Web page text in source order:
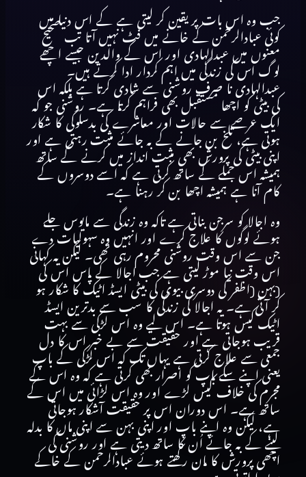
جب وہ اس بات پر یقین کر لیتی ہے کے اس دنیا میں
کوئی عبادالرحمن کے خانے میں فٹ نہیں آتا تب
صحیح
معنوں میں عبدالہادی اور اس کے والدین جیسے اچھے
لوگ اس کی زندگی میں اہم کردار ادا کرتے ہیں۔
عبدالہادی نا صرف روشنی سے شادی کرتا ہے بلکہ اس
کی بیٹی کو اچھا مستقبل بھی فراہم کرتا ہے۔ روشنی جو کہ
ایک عرصے سے حالات اور معاشرے کی بدسلوکی کا شکار
ہوتی ہے، تلخ بن جانے کے بہ جائے مثبت رہتی ہے اور
اپنی بیٹی کی پرورش بھی مثبت انداز میں کرنے کے ساتھ
ہمیشہ اس جملے کے ساتھ کرتی ہے کہ اسے دوسروں کے
کام آنا ہے ہمیشہ اچھا بن کر رہنا ہے۔
وہ اجالا کو سرجن بناتی ہے تاکہ وہ زندگی سے مایوس جلے
ہوئے لوگوں کا علاج کرے اور انہیں وہ سہولیات دے
جن سے اس وقت روشنی محروم رہی تھی۔ لیکن یہ کہانی
اس وقت نیا موڑ لیتی ہے جب اجالا کے پاس اس کی
(بہن(اظفر کی دوسری بیوی کی بیٹی ایسڈ اٹیک کا شکار ہو
کر آتی ہے۔ یہ اجالا کی زندگی کا سب سے بدترین ایسڈ
اٹیک کیس ہوتا ہے۔ اس لیے وہ اس لڑکی سے بہت
قریب ہوجاتی ہے اور حقیقت سے بے خبر اس کا دل
جمعی سے علاج کرتی ہے یہاں تک کہ اس لڑکی کے باپ
یعنی اپنے سگے باپ کو اصرار بھی کرتی ہے کہ وہ اس کے
مجرم کی خلاف کیس لڑے اور وہ اس لڑائی میں اس کے
ساتھ ہے۔ اس دوران اس پر حقیقت آشکار ہوجاتی
ہے، لیکن وہ اپنے باپ اور اپنی بہن سے اپنی ماں کا بدلہ
لینے کے بہ جائے اُن کا ساتھ دیتی ہے اور روشنی کی
اچھی پرورش کا مان رکھتے ہوئے عبادالرحمن کے خاکے